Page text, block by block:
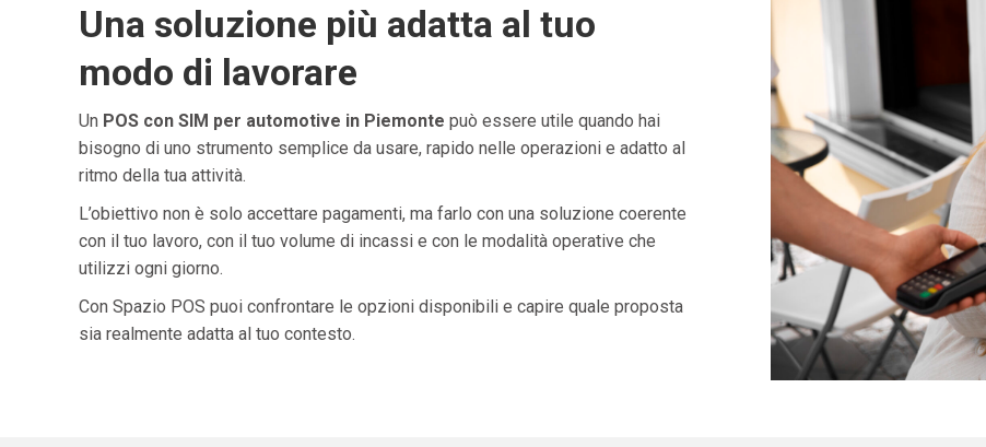
Una soluzione più adatta al tuo
modo di lavorare
Un POS con SIM per automotive in Piemonte può essere utile quando hai
bisogno di uno strumento semplice da usare, rapido nelle operazioni e adatto al
ritmo della tua attività.
L’obiettivo non è solo accettare pagamenti, ma farlo con una soluzione coerente
con il tuo lavoro, con il tuo volume di incassi e con le modalità operative che
utilizzi ogni giorno.
Con Spazio POS puoi confrontare le opzioni disponibili e capire quale proposta
sia realmente adatta al tuo contesto.